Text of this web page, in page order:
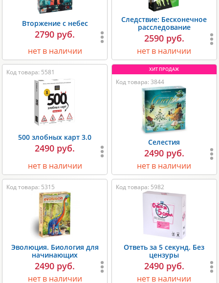
Вторжение с небес
2790 руб.
нет в наличии
Следствие: Бесконечное
расследование
2590 руб.
нет в наличии
Код товара: 5581
500 злобных карт 3.0
2490 руб.
нет в наличии
Код товара: 3844
Селестия
2490 руб.
нет в наличии
Код товара: 5315
Эволюция. Биология для
начинающих
2490 руб.
нет в наличии
Код товара: 5982
Ответь за 5 секунд. Без
цензуры
2490 руб.
нет в наличии